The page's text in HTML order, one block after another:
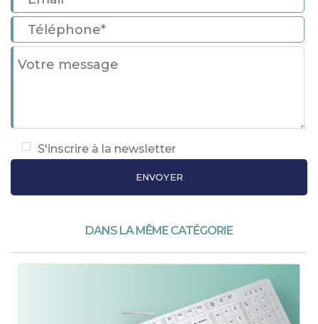
S'inscrire à la newsletter
DANS LA MÊME CATÉGORIE